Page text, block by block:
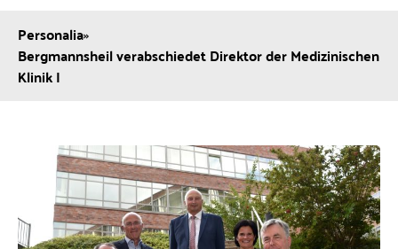
Personalia»
Bergmannsheil verabschiedet Direktor der Medizinischen
Klinik I